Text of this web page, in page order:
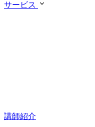
サービス
講師紹介